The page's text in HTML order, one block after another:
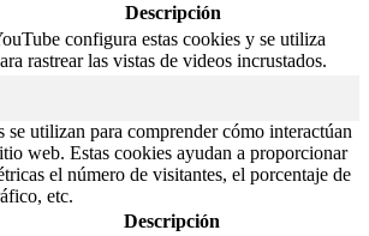
Descripción
configura estas cookies y se utiliza
rastrear las vistas de videos incrustados.
se utilizan para comprender cómo interactúan
web. Estas cookies ayudan a proporcionar
el número de visitantes, el porcentaje de
etc.
Descripción